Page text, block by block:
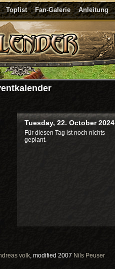
Toplist Fan-Galerie Anleitung
Tuesday, 22. October 2024
Für diesen Tag ist noch nichts
geplant.
volk, modified 2007 Nils Peuser